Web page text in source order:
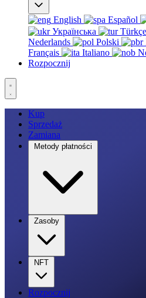
English Español
Українська
Türkçe
Nederlands
Polski
Français
Italiano
Rozpocznij
Kup
Sprzedaż
Zamiana
Metody płatności
Zasoby
NFT
Rozpocznij